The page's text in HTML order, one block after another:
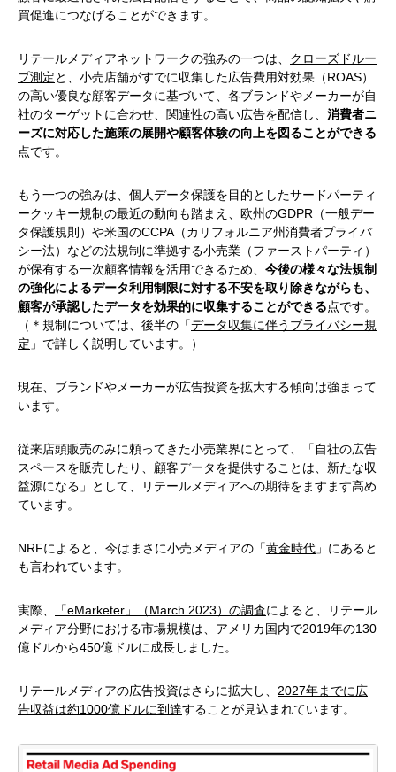
買促進につなげることができます。
リテールメディアネットワークの強みの一つは、 クローズドルー
プ測定と、小売店舗がすでに収集した広告費用対効果（ROAS）
の高い優良な顧客データに基づいて、各ブランドやメーカーが自
社のターゲットに合わせ、関連性の高い広告を配信し、 消費者ニ
ーズに対応した施策の展開や顧客体験の向上を図ることができる
点です。
もう一つの強みは、個人データ保護を目的としたサードパーティ
ークッキー規制の最近の動向も踏まえ、欧州のGDPR（一般デー
タ保護規則）や米国のCCPA（カリフォルニア州消費者プライバ
シー法）などの法規制に準拠する小売業（ファーストパーティ）
が保有する一次顧客情報を活用できるため、 今後の様々な法規制
の強化によるデータ利用制限に対する不安を取り除きながらも、
顧客が承認したデータを効果的に収集することができる点です。
（＊規制については、後半の「データ収集に伴うプライバシー規
定 」で詳しく説明しています。）
現在、ブランドやメーカーが広告投資を拡大する傾向は強まって
います。
従来店頭販売のみに頼ってきた小売業界にとって、「自社の広告
スペースを販売したり、顧客データを提供することは、新たな収
益源になる」として、リテールメディアへの期待をますます高め
ています。
NRFによると、今はまさに小売メディアの「黄金時代 」にあると
も言われています。
実際、 「eMarketer」（March 2023）の調査によると、リテール
メディア分野における市場規模は、アメリカ国内で2019年の130
億ドルから450億ドルに成長しました。
リテールメディアの広告投資はさらに拡大し、 2027年までに広
告収益は約1000億ドルに到達することが見込まれています。